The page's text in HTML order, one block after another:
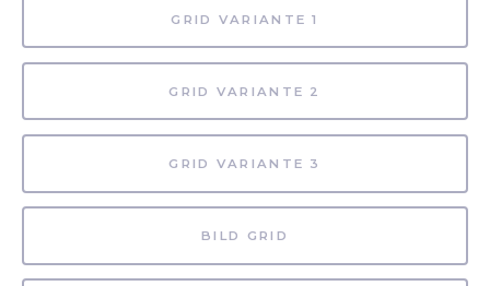
GRID VARIANTE 1
GRID VARIANTE 2
GRID VARIANTE 3
BILD GRID